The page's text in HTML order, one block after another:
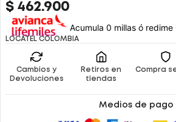
$ 462.900
Acumula 0 millas ó redime
LOCATEL COLOMBIA
Cambios y
Devoluciones
Retiros en
tiendas
Compra
Medios de pago